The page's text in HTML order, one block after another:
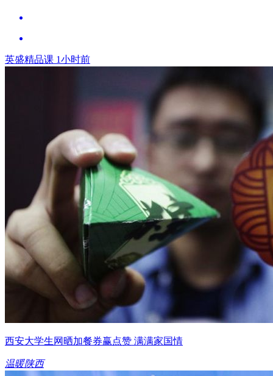
英盛精品课 1小时前
西安大学生网晒加餐券赢点赞 满满家国情
温暖陕西